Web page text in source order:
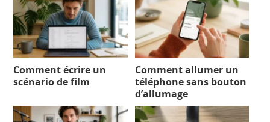
Comment écrire un
scénario de film
Comment allumer un
téléphone sans bouton
d’allumage